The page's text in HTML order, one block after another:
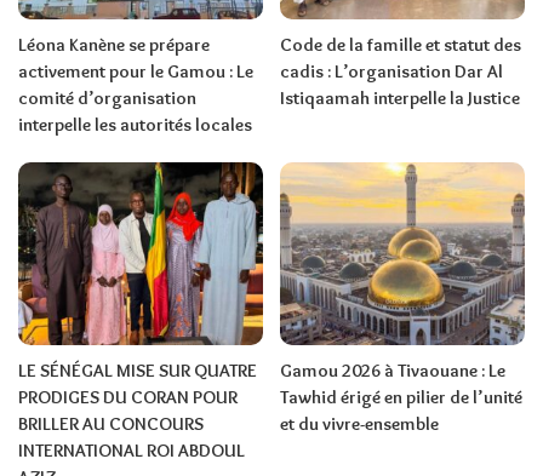
Léona Kanène se prépare
activement pour le Gamou : Le
comité d’organisation
interpelle les autorités locales
Code de la famille et statut des
cadis : L’organisation Dar Al
Istiqaamah interpelle la Justice
LE SÉNÉGAL MISE SUR QUATRE
PRODIGES DU CORAN POUR
BRILLER AU CONCOURS
INTERNATIONAL ROI ABDOUL
Gamou 2026 à Tivaouane : Le
Tawhid érigé en pilier de l’unité
et du vivre-ensemble